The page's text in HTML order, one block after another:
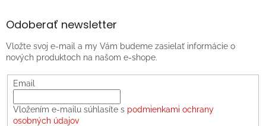
Odoberať newsletter
Vložte svoj e-mail a my Vám budeme zasielať informácie o
nových produktoch na našom e-shope.
Email
Vložením e-mailu súhlasíte s podmienkami ochrany
osobných údajov